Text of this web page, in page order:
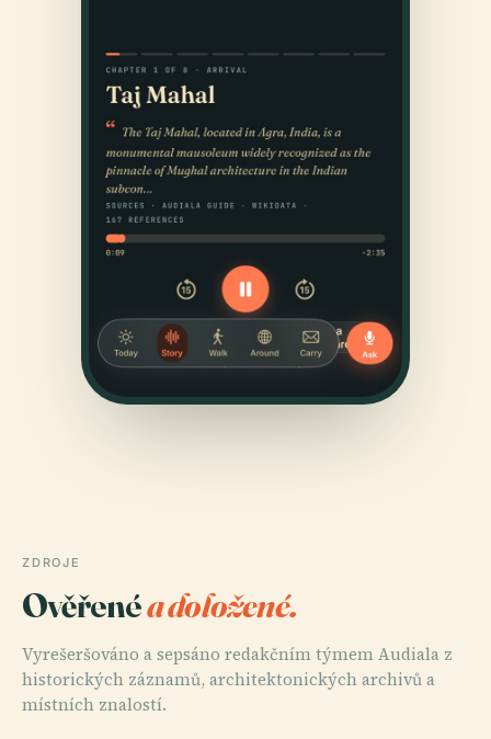
ZDROJE
Ověřenéa doložené.
Vyrešeršováno a sepsáno redakčním týmem Audiala z
historických záznamů, architektonických archivů a
místních znalostí.